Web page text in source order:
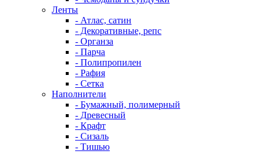
Ленты
- Атлас, сатин
- Декоративные, репс
- Органза
- Парча
- Полипропилен
- Рафия
- Сетка
Наполнители
- Бумажный, полимерный
- Древесный
- Крафт
- Сизаль
- Тишью